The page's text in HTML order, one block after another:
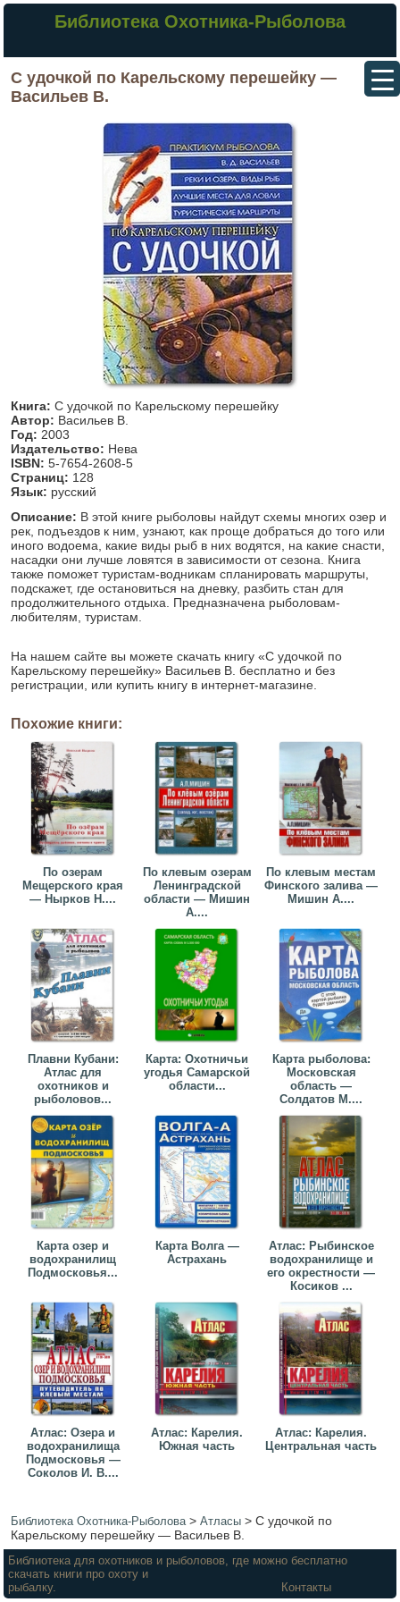
Библиотека Охотника-Рыболова
С удочкой по Карельскому перешейку —
Васильев В.
Книга: С удочкой по Карельскому перешейку
Автор: Васильев В.
Год: 2003
Издательство: Нева
ISBN: 5-7654-2608-5
Страниц: 128
Язык: русский
Описание: В этой книге рыболовы найдут схемы многих озер и
рек, подъездов к ним, узнают, как проще добраться до того или
иного водоема, какие виды рыб в них водятся, на какие снасти,
насадки они лучше ловятся в зависимости от сезона. Книга
также поможет туристам-водникам спланировать маршруты,
подскажет, где остановиться на дневку, разбить стан для
продолжительного отдыха. Предназначена рыболовам-
любителям, туристам.
На нашем сайте вы можете скачать книгу «С удочкой по
Карельскому перешейку» Васильев В. бесплатно и без
регистрации, или купить книгу в интернет-магазине.
Похожие книги:
По озерам
Мещерского края
— Нырков Н....
По клевым озерам
Ленинградской
области — Мишин
А....
По клевым местам
Финского залива —
Мишин А....
Плавни Кубани:
Атлас для
охотников и
рыболовов...
Карта: Охотничьи
угодья Самарской
области...
Карта рыболова:
Московская
область —
Солдатов М....
Карта озер и
водохранилищ
Подмосковья...
Карта Волга —
Астрахань
Атлас: Рыбинское
водохранилище и
его окрестности —
Косиков ...
Атлас: Озера и
водохранилища
Подмосковья —
Соколов И. В....
Атлас: Карелия.
Южная часть
Атлас: Карелия.
Центральная часть
Библиотека Охотника-Рыболова>Атласы >С удочкой по
Карельскому перешейку — Васильев В.
Библиотека для охотников и рыболовов, где можно бесплатно
скачать книги про охоту и
рыбалку.
Контакты